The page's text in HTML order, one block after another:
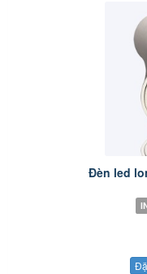
Đèn led